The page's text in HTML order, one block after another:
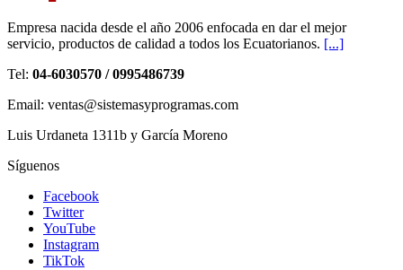
Empresa nacida desde el año 2006 enfocada en dar el mejor
servicio, productos de calidad a todos los Ecuatorianos. [...]
Tel: 04-6030570 / 0995486739
Email: ventas@sistemasyprogramas.com
Luis Urdaneta 1311b y García Moreno
Síguenos
Facebook
Twitter
YouTube
Instagram
TikTok